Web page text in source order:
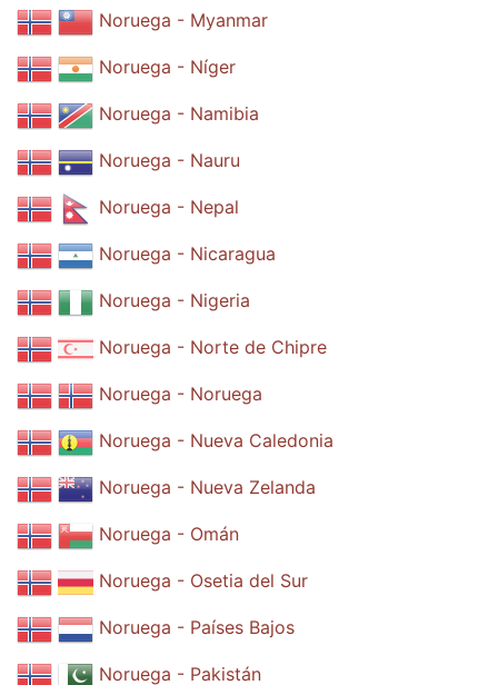
Noruega - Myanmar
Noruega - Níger
Noruega - Namibia
Noruega - Nauru
Noruega - Nepal
Noruega - Nicaragua
Noruega - Nigeria
Noruega - Norte de Chipre
Noruega - Noruega
Noruega - Nueva Caledonia
Noruega - Nueva Zelanda
Noruega - Omán
Noruega - Osetia del Sur
Noruega - Países Bajos
Noruega - Pakistán